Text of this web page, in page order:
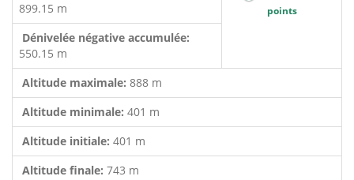
899.15 m
points
Dénivelée négative accumulée:
550.15 m
Altitude maximale: 888 m
Altitude minimale: 401 m
Altitude initiale: 401 m
Altitude finale: 743 m